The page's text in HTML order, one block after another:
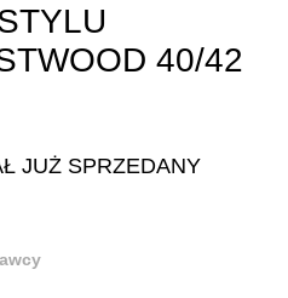
40/42
JUŻ SPRZEDANY